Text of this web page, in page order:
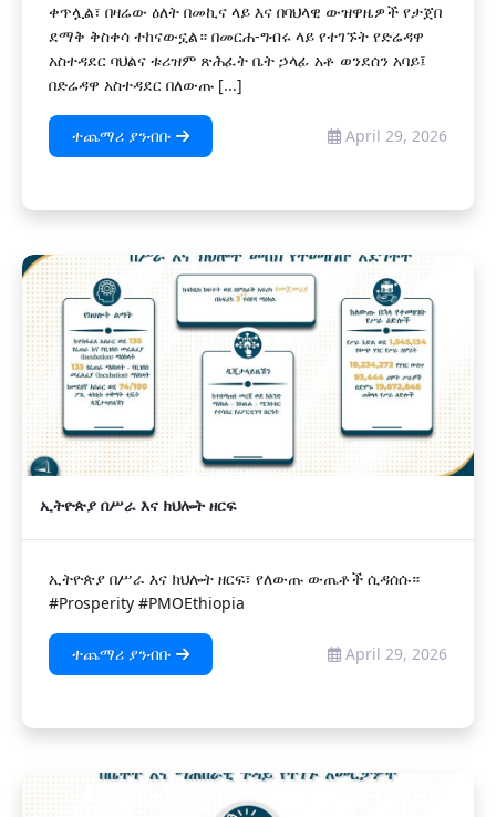
ቀጥሏል፣ በዛሬው ዕለት በመኪና ላይ እና በባህላዊ ውዝዋዜዎች የታጀበ
ደማቅ ቅስቀሳ ተከናውኗል። በመርሐ-ግብሩ ላይ የተገኙት የድሬዳዋ
አስተዳደር ባህልና ቱሪዝም ጽሕፈት ቤት ኃላፊ አቶ ወንደሰን አባይ፤
በድሬዳዋ አስተዳደር በለውጡ [...]
ተጨማሪ ያንብቡ April 29, 2026
ኢትዮጵያ በሥራ እና ክህሎት ዘርፍ
ኢትዮጵያ በሥራ እና ክህሎት ዘርፍ፣ የለውጡ ውጤቶች ሲዳሰሱ።
#Prosperity #PMOEthiopia
ተጨማሪ ያንብቡ April 29, 2026